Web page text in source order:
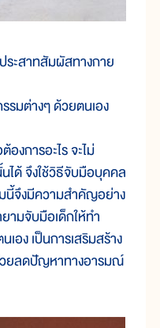
ระสาทสัมผัสทางกาย
มต่างๆ ด้วยตนเอง
การอะไร จะไม่
ได้ จึงใช้วิธีจับมือบุคคล
นี้จึงมีความสำคัญอย่าง
ามจับมือเด็กให้ทำ
อง เป็นการเสริมสร้าง
วยลดปัญหาทางอารมณ์